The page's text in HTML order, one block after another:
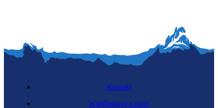
Kontakt
Współpracuj z nami